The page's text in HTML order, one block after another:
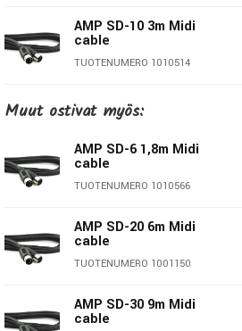
AMP SD-10 3m Midi
cable
TUOTENUMERO 1010514
AMP SD-20 6m Midi
cable
TUOTENUMERO 1001150
AMP SD-30 9m Midi
cable
TUOTENUMERO 1001152
Boss BMIDI-1-35
TRS/MIDI Cable
TUOTENUMERO 1072875
Muut ostivat myös:
AMP SD-6 1,8m Midi
cable
TUOTENUMERO 1010566
AMP SD-20 6m Midi
cable
TUOTENUMERO 1001150
AMP SD-30 9m Midi
cable